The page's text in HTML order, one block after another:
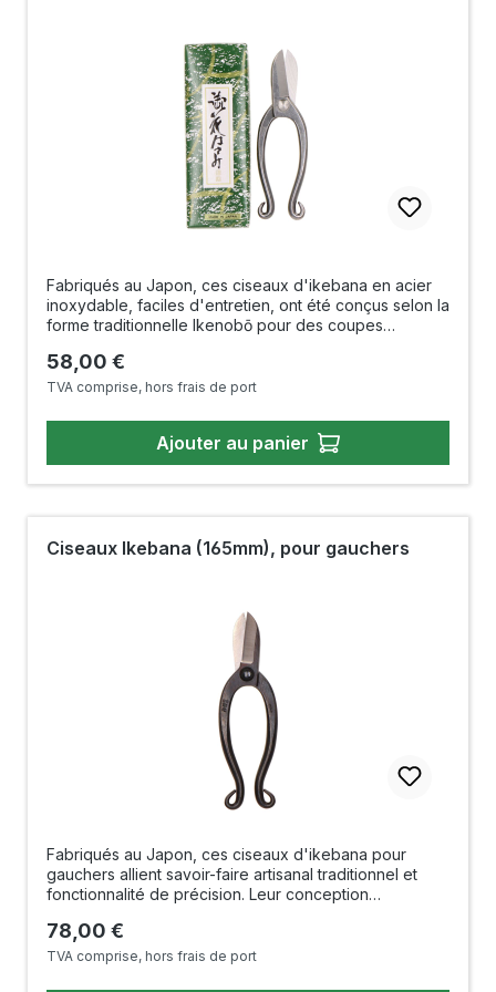
Fabriqués au Japon, ces ciseaux d'ikebana en acier
inoxydable, faciles d'entretien, ont été conçus selon la
forme traditionnelle Ikenobō pour des coupes
affûtées sont idéales pour couper les tiges de fleurs,
les feuilles et les petites branches, et permettent un
exigeant. Fabriquées en acier inoxydable de haute
qualité, ces ciseaux séduisent par leur tranchant, leur
durabilité et leur prise en main équilibrée. Les
poignées ergonomiques permettent un travail
165 mm Longueur de la lame : 44 mm Poids : 149
g Matériau : acier inoxydable Fabriqué au Japon
Prix régulier :
58,00 €
TVA comprise, hors frais de port
Ajouter au panier
Ciseaux Ikebana (165mm), pour gauchers
Fabriqués au Japon, ces ciseaux d'ikebana pour
gauchers allient savoir-faire artisanal traditionnel et
fonctionnalité de précision. Leur conception
en main naturelle et une visibilité optimale sur la coupe
– idéal pour un travail précis dans l'art floral
Prix régulier :
78,00 €
TVA comprise, hors frais de port